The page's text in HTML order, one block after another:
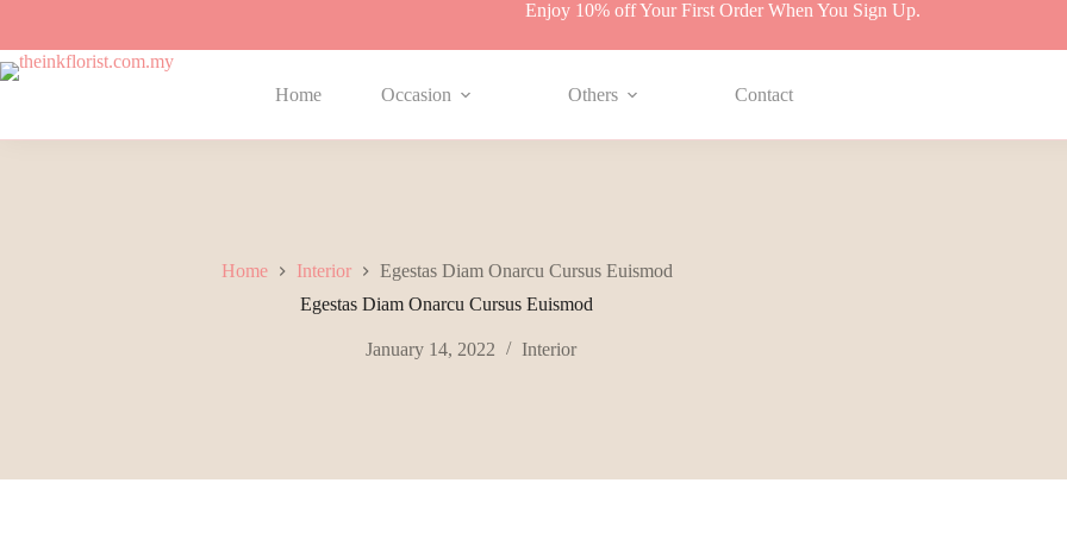
content
Enjoy 10% off Your First Order When You Sign Up.
Home Occasion Others Contact
Home Interior
Egestas Diam Onarcu Cursus Euismod
Egestas Diam Onarcu Cursus Euismod
January 14, 2022 Interior